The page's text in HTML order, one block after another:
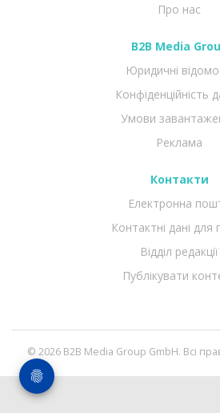
Про нас
B2B Media
Юридичні
Конфіденційність
Умови
Реклама
Контакти
Електронна
Контактні дані для
Відділ редакції
Публікувати
© 2026 B2B Media Group GmbH. Всі